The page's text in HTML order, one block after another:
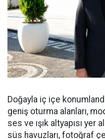
Doğayla iç içe
geniş oturma alanları,
ses ve ışık altyapısı yer
süs havuzları, fotoğraf